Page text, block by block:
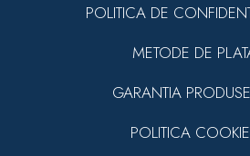
POLITICA DE
METODE DE
GARANTIA
POLITICA